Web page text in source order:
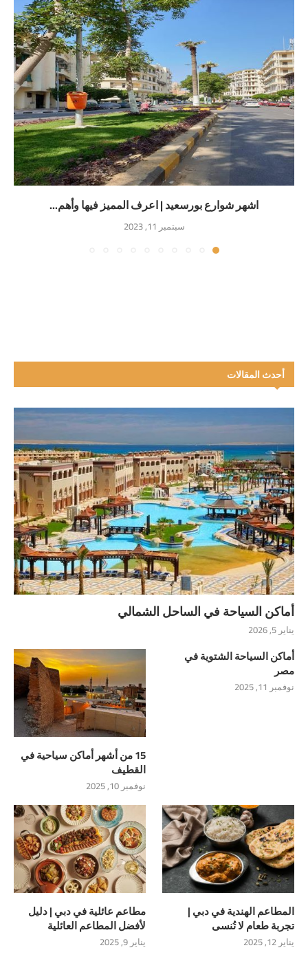
اشهر شوارع بورسعيد | اعرف المميز فيها وأهم...
سبتمبر 11, 2023
أحدث المقالات
أماكن السياحة في الساحل الشمالي
يناير 5, 2026
أماكن السياحة الشتوية في
مصر
نوفمبر 11, 2025
15 من أشهر أماكن سياحية في
القطيف
نوفمبر 10, 2025
المطاعم الهندية في دبي |
تجربة طعام لا تُنسى
يناير 12, 2025
مطاعم عائلية في دبي | دليل
لأفضل المطاعم العائلية
يناير 9, 2025